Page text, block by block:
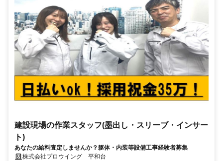
建設現場の作業スタッフ(墨出し・スリーブ・インサー
ト)
あなたの給料査定しませんか？躯体・内装等設備工事経験者募集
株式会社プロウイング 平和台